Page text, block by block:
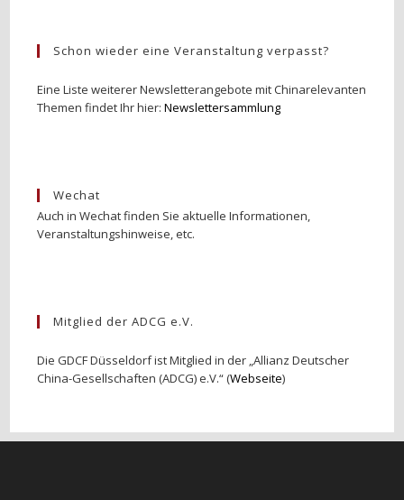
Schon wieder eine Veranstaltung verpasst?
Eine Liste weiterer Newsletterangebote mit Chinarelevanten
Themen findet Ihr hier:Newslettersammlung
Wechat
Auch in Wechat finden Sie aktuelle Informationen,
Veranstaltungshinweise, etc.
Mitglied der ADCG e.V.
Die GDCF Düsseldorf ist Mitglied in der „Allianz Deutscher
China-Gesellschaften (ADCG) e.V.“ (Webseite)